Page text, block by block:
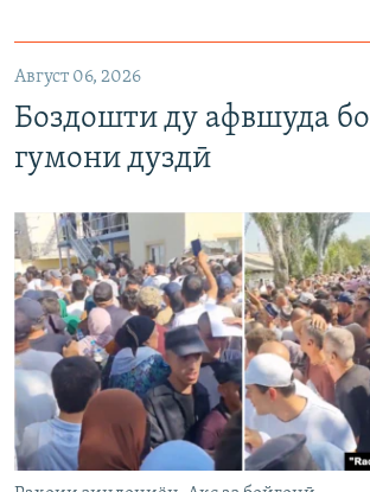
Август 06, 2026
Боздошти ду афвшуда бо
гумони дуздӣ